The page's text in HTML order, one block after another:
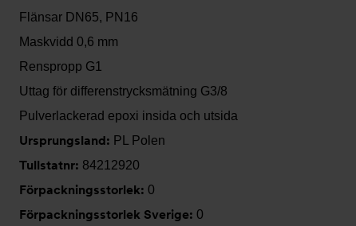
Flänsar DN65, PN16
Maskvidd 0,6 mm
Renspropp G1
Uttag för differenstrycksmätning G3/8
Pulverlackerad epoxi insida och utsida
Ursprungsland: PL Polen
Tullstatnr: 84212920
Förpackningsstorlek: 0
Förpackningsstorlek Sverige: 0